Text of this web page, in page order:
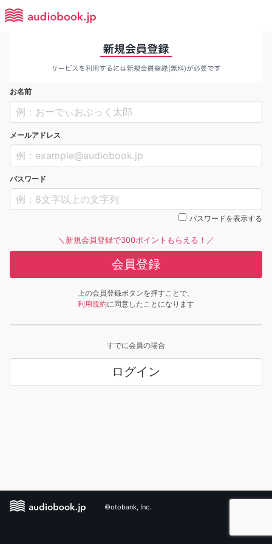
お名前
メールアドレス
パスワード
パスワードを表示する
＼新規会員登録で300ポイントもらえる！／
会員登録
上の会員登録ボタンを押すことで、
利用規約に同意したことになります
すでに会員の場合
ログイン
©otobank, Inc.